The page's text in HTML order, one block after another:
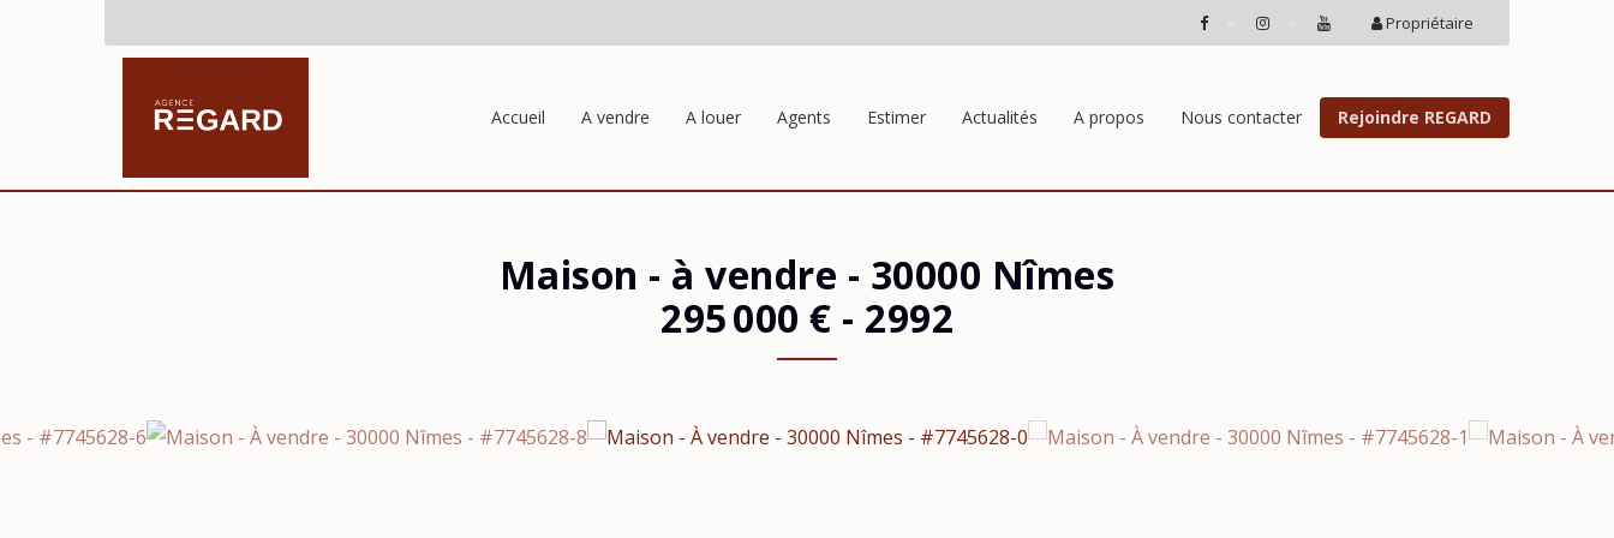
Propriétaire
Accueil A vendre A louer Agents Estimer Actualités A propos Nous contacter Rejoindre REGARD
Maison - à vendre - 30000 Nîmes
295 000 € - 2992